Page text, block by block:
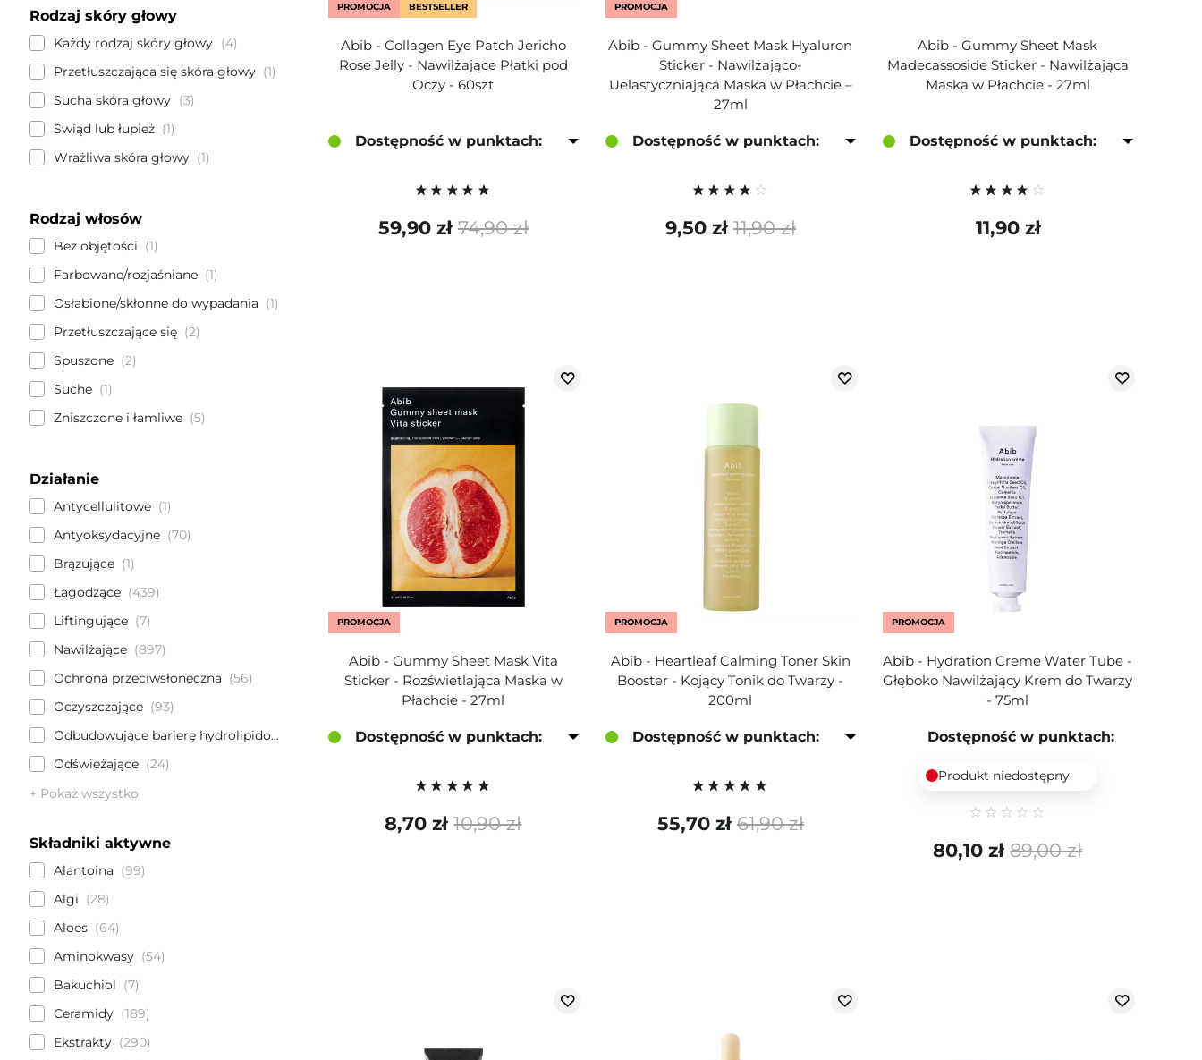
Rodzaj skóry głowy
Każdy rodzaj skóry głowy
4
Przetłuszczająca się skóra głowy
1
Sucha skóra głowy
3
Świąd lub łupież
1
Wrażliwa skóra głowy
1
Rodzaj włosów
Bez objętości
1
Farbowane/rozjaśniane
1
Osłabione/skłonne do wypadania
1
Przetłuszczające się
2
Spuszone
2
Suche
1
Zniszczone i łamliwe
5
Działanie
Antycellulitowe
1
Antyoksydacyjne
70
Brązujące
1
Łagodzące
439
Liftingujące
7
Nawilżające
897
Ochrona przeciwsłoneczna
56
Oczyszczające
93
Odbudowujące barierę hydrolipidową
Odświeżające
24
+ Pokaż wszystko
Składniki aktywne
Alantoina
99
Algi
28
Aloes
64
Aminokwasy
54
Bakuchiol
7
Ceramidy
189
Ekstrakty
290
PROMOCJA BESTSELLER
Abib - Collagen Eye Patch Jericho
Rose Jelly - Nawilżające Płatki pod
Oczy - 60szt
Dostępność w punktach:
74,90 zł
59,90 zł
PROMOCJA
Abib - Gummy Sheet Mask Hyaluron
Sticker - Nawilżająco-
Uelastyczniająca Maska w Płachcie –
27ml
Dostępność w punktach:
11,90 zł
9,50 zł
Abib - Gummy Sheet Mask
Madecassoside Sticker - Nawilżająca
Maska w Płachcie - 27ml
Dostępność w punktach:
11,90 zł
PROMOCJA
Abib - Gummy Sheet Mask Vita
Sticker - Rozświetlająca Maska w
Płachcie - 27ml
Dostępność w punktach:
10,90 zł
8,70 zł
PROMOCJA
Abib - Heartleaf Calming Toner Skin
Booster - Kojący Tonik do Twarzy -
200ml
Dostępność w punktach:
61,90 zł
55,70 zł
PROMOCJA
Abib - Hydration Creme Water Tube -
Głęboko Nawilżający Krem do Twarzy
- 75ml
Dostępność w punktach:
Produkt niedostępny
89,00 zł
80,10 zł